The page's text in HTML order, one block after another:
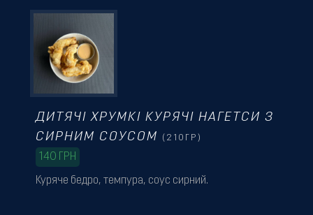
Куряче бедро, темпура, соус сирний.
ДИТЯЧІ ХРУМКІ КУРЯЧІ НАГЕТСИ З
СИРНИМ СОУСОМ
(210ГР)
140 ГРН